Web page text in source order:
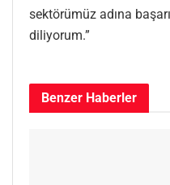
sektörümüz adına
diliyorum.”
Benzer Haberler